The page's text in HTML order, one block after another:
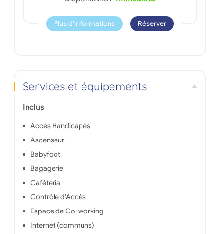
Plus d'informations Réserver
Services et équipements
Inclus
Accès Handicapés
Ascenseur
Babyfoot
Bagagerie
Cafétéria
Contrôle d'Accès
Espace de Co-working
Internet (communs)